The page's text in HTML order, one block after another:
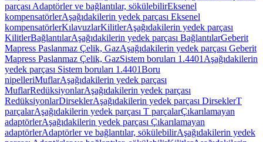
parçası Adaptörler ve bağlantılar, sökülebilirEksenel
kompensatörlerAşağıdakilerin yedek parçası Eksenel
kompensatörlerKılavuzlarKilitlerAşağıdakilerin yedek parçası
KilitlerBağlantılarAşağıdakilerin yedek parçası BağlantılarGeberit
Mapress Paslanmaz Çelik, GazAşağıdakilerin yedek parçası Geberit
Mapress Paslanmaz Çelik, GazSistem boruları 1.4401 Aşağıdakilerin
yedek parçası Sistem boruları 1.4401Boru
nipelleriMuflarAşağıdakilerin yedek parçası
MuflarRedüksiyonlarAşağıdakilerin yedek parçası
RedüksiyonlarDirseklerAşağıdakilerin yedek parçası DirseklerT
parçalarAşağıdakilerin yedek parçası T parçalarÇıkarılamayan
adaptörlerAşağıdakilerin yedek parçası Çıkarılamayan
adaptörlerAdaptörler ve bağlantılar, sökülebilirAşağıdakilerin yedek